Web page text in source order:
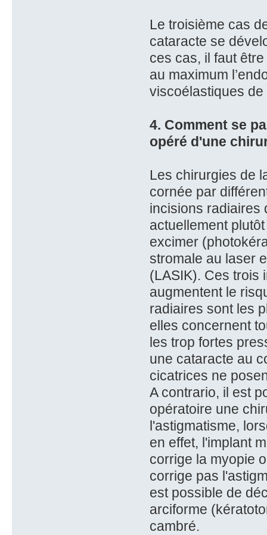
Le troisième cas
cataracte se
ces cas, il faut
au maximum
viscoélastiques
4. Comment se
opéré d'une
Les chirurgies de
cornée par
incisions radiaires
actuellement
excimer
stromale au laser
(LASIK). Ces trois
augmentent le
radiaires sont les
elles concernent
les trop fortes
une cataracte au
cicatrices ne
A contrario, il est
opératoire une
l'astigmatisme,
en effet, l'implant
corrige la myopie
corrige pas
est possible de
arciforme
cambré.